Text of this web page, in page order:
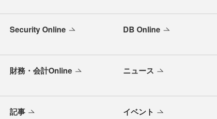
Security Online DB Online
財務・会計Online ニュース
記事 イベント